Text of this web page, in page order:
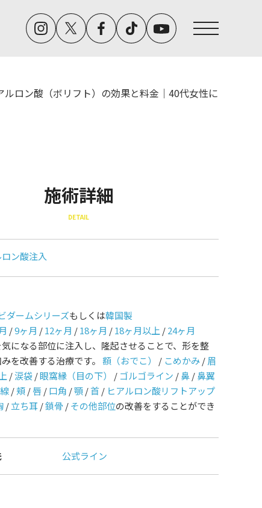
ロン酸（ボリフト）の効果と料金｜40代女性に
施術詳細
DETAIL
ン酸注入
ダームシリーズもしくは韓国製
/9ヶ月 /12ヶ月 /18ヶ月 /18ヶ月以上 /24ヶ月
になる部位に注入し、隆起させることで、形を整
を改善する治療です。 額（おでこ） / こめかみ/眉
/涙袋/眼窩縁（目の下） / ゴルゴライン /鼻/鼻翼
/頬/唇/口角 /顎/首/ ヒアルロン酸リフトアップ
/立ち耳/鎖骨 /その他部位の改善をすることができ
公式ライン